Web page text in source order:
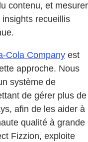
contenu, et mesurer
recueillis
Cola Company est
approche. Nous
système de
de gérer plus de
afin de les aider à
qualité à grande
Fizzion, exploite